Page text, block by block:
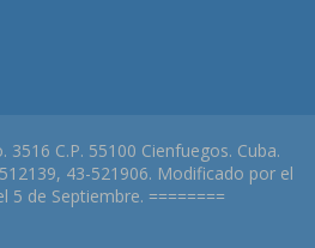
3516 C.P. 55100 Cienfuegos. Cuba.
43-521906. Modificado por el
5 de Septiembre. ========